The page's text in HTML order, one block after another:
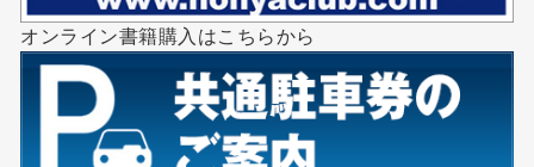
オンライン書籍購入はこちらから